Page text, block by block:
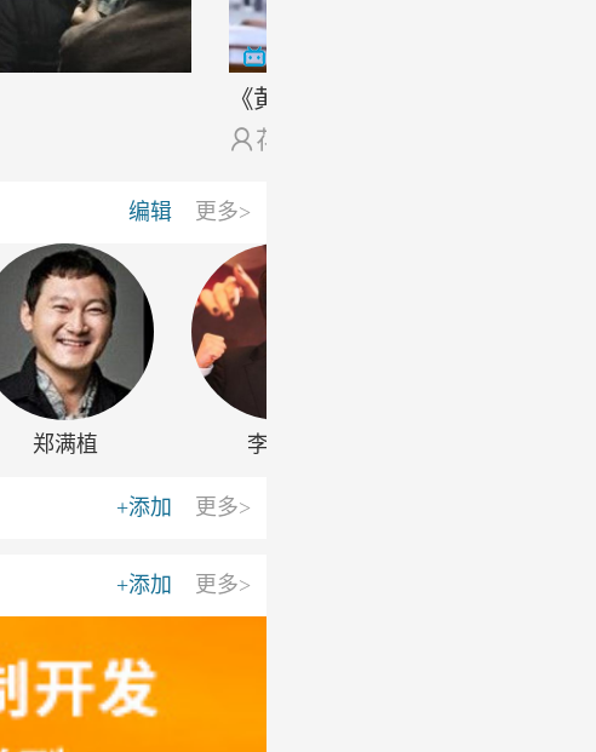
《黄海》电影解说
 花未眠
更多>
编辑
郑满植 李哲民
更多>
+添加
更多>
+添加